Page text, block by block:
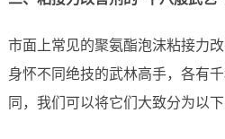
市面上常见的聚氨酯泡沫粘接力
身怀不同绝技的武林高手，各有
同，我们可以将它们大致分为以下